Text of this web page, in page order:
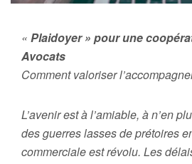
« Plaidoyer » pour une
Avocats
Comment valoriser
L’avenir est à l’amiable, à n’en
des guerres lasses de prétoires
commerciale est révolu. Les